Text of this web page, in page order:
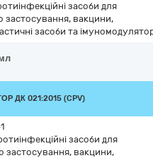
засоби для
застосування, вакцини,
засоби та
ДК 021:2015 (CPV)
засоби для
застосування, вакцини,